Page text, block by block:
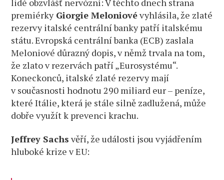
premiérkyGiorgie Meloniovévyhlásila, že zlaté
rezervy italské centrální banky patří italskému
státu. Evropská centrální banka (ECB) zaslala
Meloniové důrazný dopis, v němž trvala na tom,
že zlato v rezervách patří „Eurosystému“.
Koneckonců, italské zlaté rezervy mají
v současnosti hodnotu 290 miliard eur – peníze,
které Itálie, která je stále silně zadlužená, může
dobře využít k prevenci krachu.
Jeffrey Sachs věří, že události jsou vyjádřením
hluboké krize v EU: